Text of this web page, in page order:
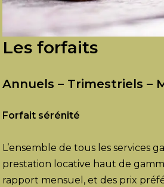
Les forfaits
Annuels – Trimestriels –
Forfait sérénité
L’ensemble de tous les services
prestation locative haut de
rapport mensuel, et des prix